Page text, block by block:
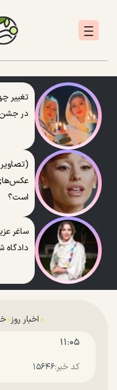
تغییر
در جشن تولد ۲۲
عکس‌های
است؟
ساغر
دادگاه
اخبار روز
۱۱:۰۵
کد خبر:۱۵۶۴۶